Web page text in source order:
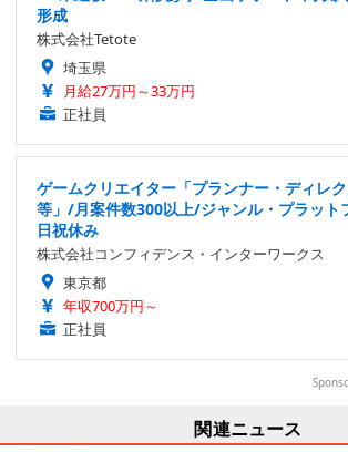
形成
株式会社Tetote
埼玉県
月給27万円～33万円
正社員
ゲームクリエイター「プランナー・ディレ
等」/月案件数300以上/ジャンル・プラット
日祝休み
株式会社コンフィデンス・インターワークス
東京都
年収700万円～
正社員
関連ニュース